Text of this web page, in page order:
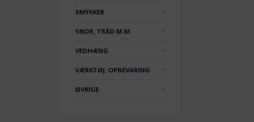
SMYKKER
SNOR, TRÅD M.M.
VEDHÆNG
VÆRKTØJ, OPBEVARING
ØVRIGE